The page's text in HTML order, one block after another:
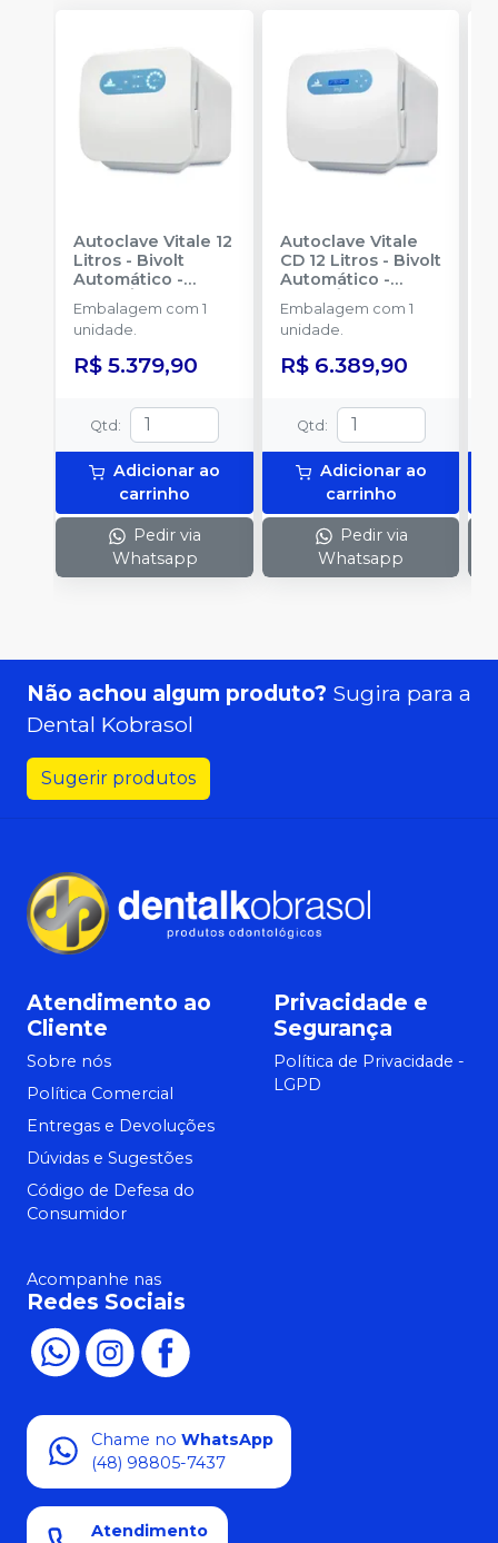
Autoclave Vitale 12
Litros - Bivolt
Automático -
CRISTÓFOLI
Embalagem com 1
unidade.
R$ 5.379,90
Qtd :
Adicionar ao
carrinho
Pedir via
Whatsapp
Autoclave Vitale
CD 12 Litros - Bivolt
Automático -
CRISTÓFOLI
Embalagem com 1
unidade.
R$ 6.389,90
Qtd :
Adicionar ao
carrinho
Pedir via
Whatsapp
Não achou algum produto? Sugira para a
Dental Kobrasol
Sugerir produtos
Atendimento ao
Cliente
Sobre nós
Política Comercial
Entregas e Devoluções
Dúvidas e Sugestões
Código de Defesa do
Consumidor
Privacidade e
Segurança
Política de Privacidade -
LGPD
Acompanhe nas
Redes Sociais
Chame no WhatsApp
(48) 98805-7437
Atendimento